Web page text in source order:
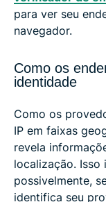
para ver seu
navegador.
Como os
identidade
Como os
IP em faixas
revela
localização. Isso
possivelmente,
identifica seu